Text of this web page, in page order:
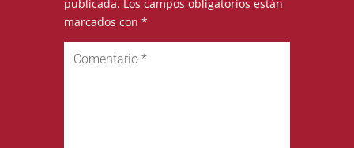
publicada. Los campos obligatorios están
marcados con *